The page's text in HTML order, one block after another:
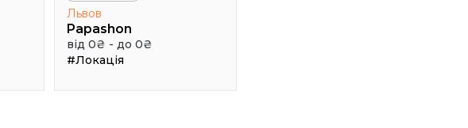
Львов
Papashon
від 0₴ - до 0₴
#Локація